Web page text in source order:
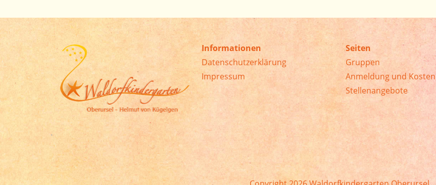
Informationen
Datenschutzerklärung
Impressum
Seiten
Gruppen
Anmeldung und Kosten
Stellenangebote